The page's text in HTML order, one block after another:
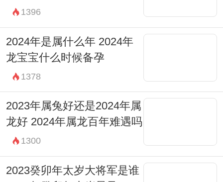
1396
2024年是属什么年 2024年
龙宝宝什么时候备孕
1378
2023年属兔好还是2024年属
龙好 2024年属龙百年难遇吗
1300
2023癸卯年太岁大将军是谁